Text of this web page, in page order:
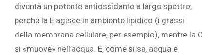
diventa un potente antiossidante a largo spettro,
perché la E agisce in ambiente lipidico (i grassi
della membrana cellulare, per esempio), mentre la C
si «muove» nell’acqua. E, come si sa, acqua e